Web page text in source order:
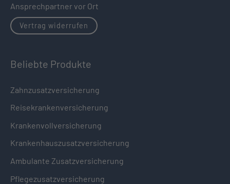
Ansprechpartner vor Ort
Vertrag widerrufen
Beliebte Produkte
Zahnzusatzversicherung
Reisekrankenversicherung
Krankenvollversicherung
Krankenhauszusatzversicherung
Ambulante Zusatzversicherung
Pflegezusatzversicherung